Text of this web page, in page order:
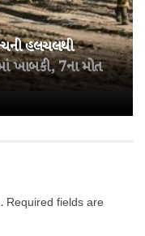
ખાબકી, 7ના મોત
હલચલથી
Required fields are